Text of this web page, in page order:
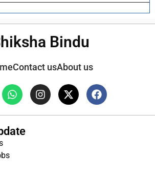
Bindu
Contact usAbout us